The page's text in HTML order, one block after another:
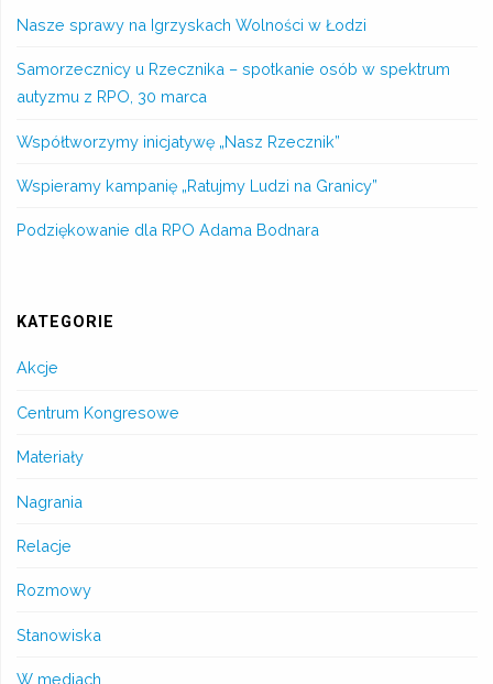
Nasze sprawy na Igrzyskach Wolności w Łodzi
Samorzecznicy u Rzecznika – spotkanie osób w spektrum
autyzmu z RPO, 30 marca
Współtworzymy inicjatywę „Nasz Rzecznik”
Wspieramy kampanię „Ratujmy Ludzi na Granicy”
Podziękowanie dla RPO Adama Bodnara
KATEGORIE
Akcje
Centrum Kongresowe
Materiały
Nagrania
Relacje
Rozmowy
Stanowiska
W mediach